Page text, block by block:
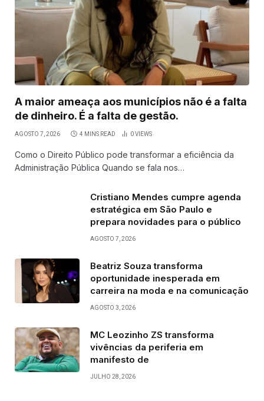
A maior ameaça aos municípios não é a falta
de dinheiro. É a falta de gestão.
AGOSTO 7, 2026 4 MINS READ 0VIEWS
Como o Direito Público pode transformar a eficiência da
Administração Pública Quando se fala nos…
Cristiano Mendes cumpre agenda
estratégica em São Paulo e
prepara novidades para o público
AGOSTO 7, 2026
Beatriz Souza transforma
oportunidade inesperada em
carreira na moda e na comunicação
AGOSTO 3, 2026
MC Leozinho ZS transforma
vivências da periferia em
manifesto de
JULHO 28, 2026